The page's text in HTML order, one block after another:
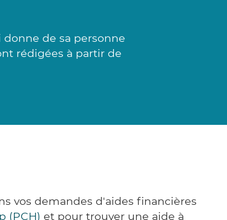
de sa personne
rédigées à partir de
vos demandes d'aides financières
(PCH) et pour trouver une aide à